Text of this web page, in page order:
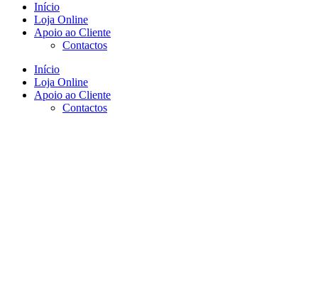
Início
Loja Online
Apoio ao Cliente
Contactos
Início
Loja Online
Apoio ao Cliente
Contactos